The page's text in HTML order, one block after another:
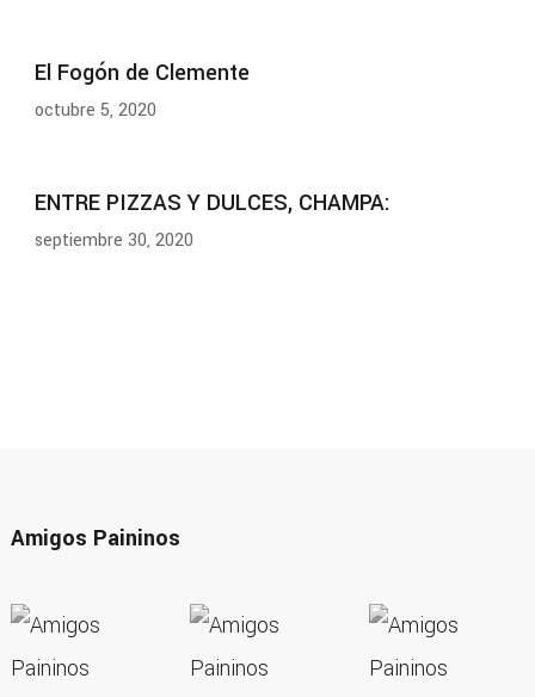
El Fogón de Clemente
octubre 5, 2020
ENTRE PIZZAS Y DULCES, CHAMPA:
septiembre 30, 2020
Amigos Paininos